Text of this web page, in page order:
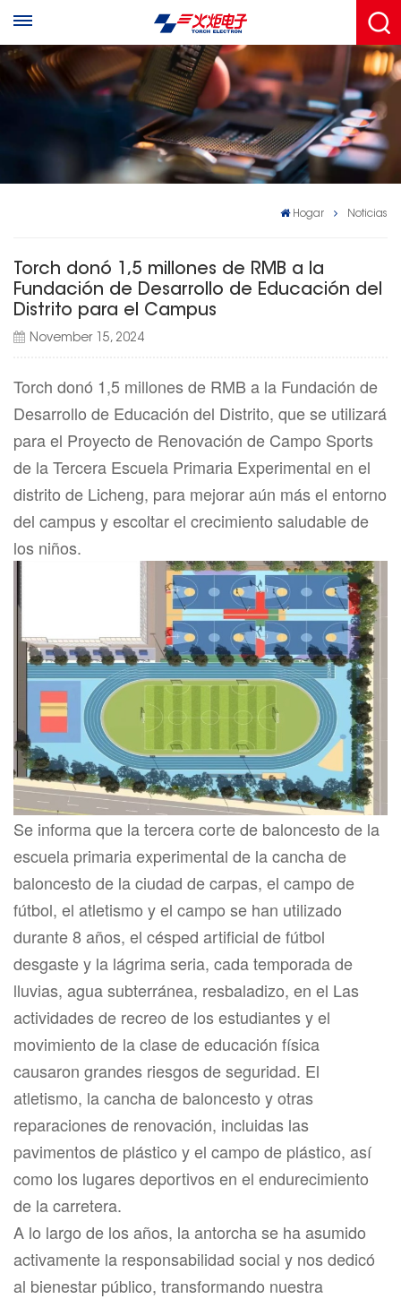
Hogar Noticias
Torch donó 1,5 millones de RMB a la
Fundación de Desarrollo de Educación del
Distrito para el Campus
November 15, 2024
Torch donó 1,5 millones de RMB a la Fundación de
Desarrollo de Educación del Distrito, que se utilizará
para el Proyecto de Renovación de Campo Sports
de la Tercera Escuela Primaria Experimental en el
distrito de Licheng, para mejorar aún más el entorno
del campus y escoltar el crecimiento saludable de
los niños.
Se informa que la tercera corte de baloncesto de la
escuela primaria experimental de la cancha de
baloncesto de la ciudad de carpas, el campo de
fútbol, el atletismo y el campo se han utilizado
durante 8 años, el césped artificial de fútbol
desgaste y la lágrima seria, cada temporada de
lluvias, agua subterránea, resbaladizo, en el Las
actividades de recreo de los estudiantes y el
movimiento de la clase de educación física
causaron grandes riesgos de seguridad. El
atletismo, la cancha de baloncesto y otras
reparaciones de renovación, incluidas las
pavimentos de plástico y el campo de plástico, así
como los lugares deportivos en el endurecimiento
de la carretera.
A lo largo de los años, la antorcha se ha asumido
activamente la responsabilidad social y nos dedicó
al bienestar público, transformando nuestra